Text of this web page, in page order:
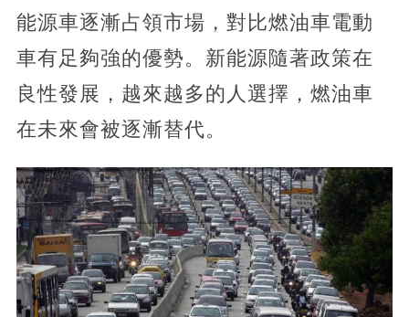
能源車逐漸占領市場，對比燃油車電動
車有足夠強的優勢。新能源隨著政策在
良性發展，越來越多的人選擇，燃油車
在未來會被逐漸替代。